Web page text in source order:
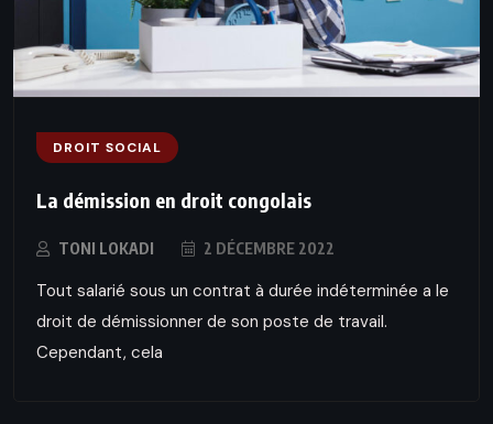
DROIT SOCIAL
La démission en droit congolais
TONI LOKADI 2 DÉCEMBRE 2022
Tout salarié sous un contrat à durée indéterminée a le
droit de démissionner de son poste de travail.
Cependant, cela